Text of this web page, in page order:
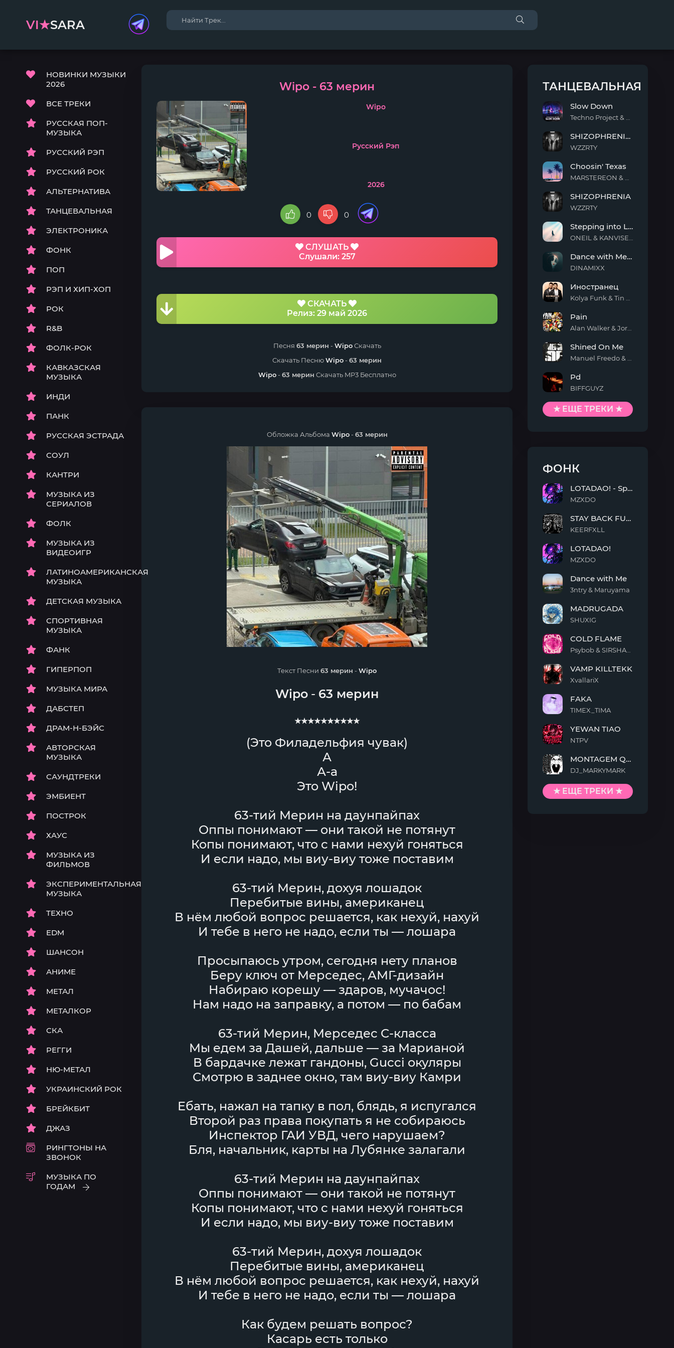
VI★SARA
НОВИНКИ МУЗЫКИ
2026
ВСЕ ТРЕКИ
РУССКАЯ ПОП-
МУЗЫКА
РУССКИЙ РЭП
РУССКИЙ РОК
АЛЬТЕРНАТИВА
ТАНЦЕВАЛЬНАЯ
ЭЛЕКТРОНИКА
ФОНК
ПОП
РЭП И ХИП-ХОП
РОК
R&B
ФОЛК-РОК
КАВКАЗСКАЯ
МУЗЫКА
ИНДИ
ПАНК
РУССКАЯ ЭСТРАДА
СОУЛ
КАНТРИ
МУЗЫКА ИЗ
СЕРИАЛОВ
ФОЛК
МУЗЫКА ИЗ
ВИДЕОИГР
ЛАТИНОАМЕРИКАНСКАЯ
МУЗЫКА
ДЕТСКАЯ МУЗЫКА
СПОРТИВНАЯ
МУЗЫКА
ФАНК
ГИПЕРПОП
МУЗЫКА МИРА
ДАБСТЕП
ДРАМ-Н-БЭЙС
АВТОРСКАЯ
МУЗЫКА
САУНДТРЕКИ
ЭМБИЕНТ
ПОСТРОК
ХАУС
МУЗЫКА ИЗ
ФИЛЬМОВ
ЭКСПЕРИМЕНТАЛЬНАЯ
МУЗЫКА
ТЕХНО
EDM
ШАНСОН
АНИМЕ
МЕТАЛ
МЕТАЛКОР
СКА
РЕГГИ
НЮ-МЕТАЛ
УКРАИНСКИЙ РОК
БРЕЙКБИТ
ДЖАЗ
РИНГТОНЫ НА
ЗВОНОК
МУЗЫКА ПО
ГОДАМ
Wipo - 63 мерин
Wipo
Русский Рэп
2026
0 0
СЛУШАТЬ
Слушали: 257
СКАЧАТЬ
Релиз: 29 май 2026
Песня 63 мерин -WipoСкачать
Скачать ПеснюWipo-63 мерин
Wipo-63 мерин Скачать MP3 Бесплатно
Обложка Альбома Wipo-63 мерин
Текст Песни 63 мерин -Wipo
Wipo - 63 мерин
★★★★★★★★★★
(Это Филадельфия чувак)
А
А-а
Это Wipo!
63-тий Мерин на даунпайпах
Оппы понимают — они такой не потянут
Копы понимают, что с нами нехуй гоняться
И если надо, мы виу-виу тоже поставим
63-тий Мерин, дохуя лошадок
Перебитые вины, американец
В нём любой вопрос решается, как нехуй, нахуй
И тебе в него не надо, если ты — лошара
Просыпаюсь утром, сегодня нету планов
Беру ключ от Мерседес, АМГ-дизайн
Набираю корешу — здаров, мучачос!
Нам надо на заправку, а потом — по бабам
63-тий Мерин, Мерседес С-класса
Мы едем за Дашей, дальше — за Марианой
В бардачке лежат гандоны, Gucci окуляры
Смотрю в заднее окно, там виу-виу Камри
Ебать, нажал на тапку в пол, блядь, я испугался
Второй раз права покупать я не собираюсь
Инспектор ГАИ УВД, чего нарушаем?
Бля, начальник, карты на Лубянке залагали
63-тий Мерин на даунпайпах
Оппы понимают — они такой не потянут
Копы понимают, что с нами нехуй гоняться
И если надо, мы виу-виу тоже поставим
63-тий Мерин, дохуя лошадок
Перебитые вины, американец
В нём любой вопрос решается, как нехуй, нахуй
И тебе в него не надо, если ты — лошара
Как будем решать вопрос?
Касарь есть только
ТАНЦЕВАЛЬНАЯ
Down
Slow Down
(Slowed)
SHIZOPHRENIA (Slowed)
WZZRTY
Texas
Choosin' Texas
SHIZOPHRENIA
WZZRTY
into
Light
Stepping into Light
with
Me
Dance with Me Tonight
DINAMIXX
Иностранец
Pain
On
Me
Shined On Me
Pd
BIFFGUYZ
★ ЕЩЕ ТРЕКИ ★
ФОНК
-
Sped
LOTADAO! - Sped Up
MZXDO
BACK
FUNK
STAY BACK FUNK
KEERFXLL
LOTADAO!
MZXDO
with
Me
Dance with Me
3ntry & Maruyama
MADRUGADA
SHUXIG
FLAME
COLD FLAME
KILLTEKK
VAMP KILLTEKK
XvallariX
FAKA
TIMEX_TIMA
TIAO
YEWAN TIAO
NTPV
QUIMENTO
MONTAGEM QUIMENTO
DJ_MARKYMARK
★ ЕЩЕ ТРЕКИ ★